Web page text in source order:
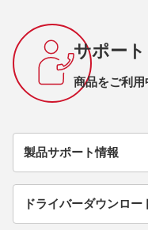
サポート
商品をご利
製品サポート情報
ドライバーダウンロ